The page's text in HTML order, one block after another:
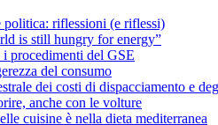
politica: riflessioni (e riflessi)
is still hungry for energy”
procedimenti del GSE
del consumo
dei costi di dispacciamento e
anche con le volture
cuisine è nella dieta mediterranea